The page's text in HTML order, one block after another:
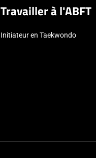
Travailler à l'ABFT
Initiateur en Taekwondo